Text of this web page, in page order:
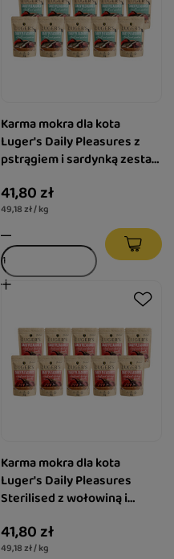
Karma mokra dla kota
Luger's Daily Pleasures z
pstrągiem i sardynką zestaw
41,80 zł
49,18 zł / kg
Karma mokra dla kota
Luger's Daily Pleasures
Sterilised z wołowiną i
10 x 85 g
41,80 zł
49,18 zł / kg